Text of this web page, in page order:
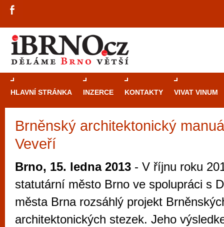
HLAVNÍ STRÁNKA INZERCE KONTAKTY VIVAT VINUM
Brněnský architektonický
Veveří
Brno, 15. ledna 2013 - V říjnu roku
statutární město Brno ve spolupráci s
města Brna rozsáhlý projekt
architektonických stezek. Jeho
Průvodce
Brno je
zajímavé
restaurace,
Mimo jiné je ale také místem, kde si